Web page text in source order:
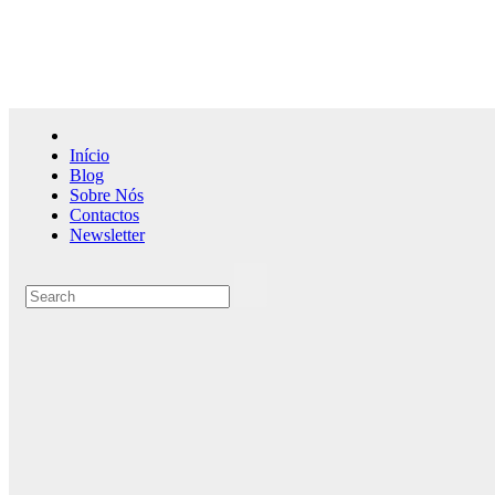
Início
Blog
Sobre Nós
Contactos
Newsletter